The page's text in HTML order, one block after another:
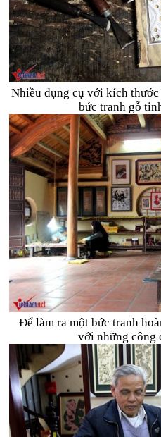
Nhiều dụng cụ với kích
bức tranh gỗ
Để làm ra một bức tranh
với những công